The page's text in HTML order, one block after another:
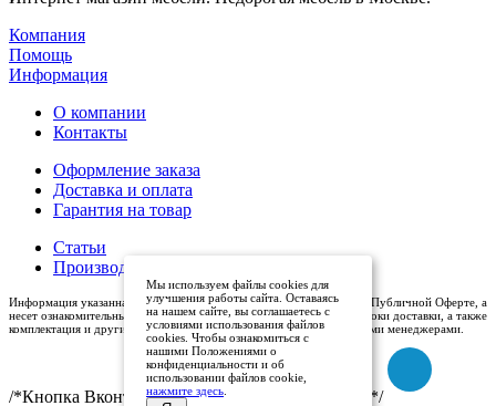
Компания
Помощь
Информация
О компании
Контакты
Оформление заказа
Доставка и оплата
Гарантия на товар
Статьи
Производители
Информация указанная на сайте (описания и цены), не относится к Публичной Оферте, а
несет ознакомительный характер. Окончательная цена, условия и сроки доставки, а также
комплектация и другие характеристики товаров - уточняются нашими менеджерами.
/*Кнопка Вконтакте (международный логотип)*/
Мы используем файлы cookies для
улучшения работы сайта. Оставаясь
на нашем сайте, вы соглашаетесь с
условиями использования файлов
cookies. Чтобы ознакомиться с
нашими Положениями о
конфиденциальности и об
использовании файлов cookie,
нажмите здесь